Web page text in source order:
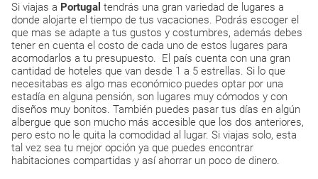
Si viajas a Portugal tendrás una gran variedad de lugares a
donde alojarte el tiempo de tus vacaciones. Podrás escoger el
que mas se adapte a tus gustos y costumbres, además debes
tener en cuenta el costo de cada uno de estos lugares para
acomodarlos a tu presupuesto. El país cuenta con una gran
cantidad de hoteles que van desde 1 a 5 estrellas. Si lo que
necesitabas es algo mas económico puedes optar por una
estadía en alguna pensión, son lugares muy cómodos y con
diseños muy bonitos. También puedes pasar tus días en algún
albergue que son mucho más accesible que los dos anteriores,
pero esto no le quita la comodidad al lugar. Si viajas solo, esta
tal vez sea tu mejor opción ya que puedes encontrar
habitaciones compartidas y así ahorrar un poco de dinero.